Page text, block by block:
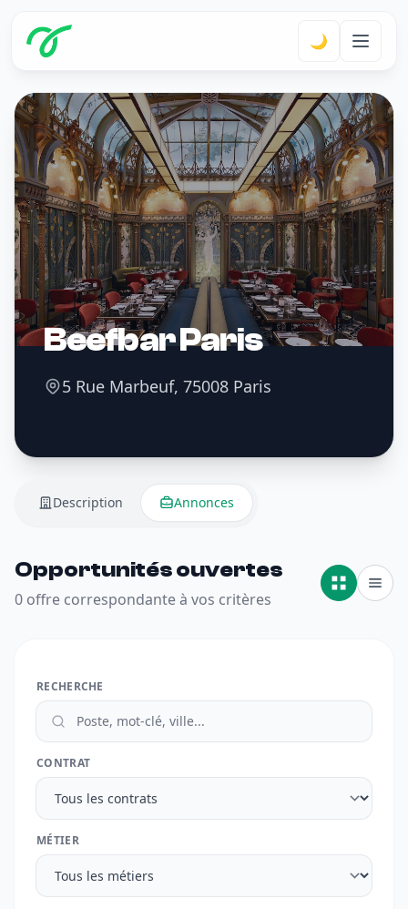
🌙
Beefbar Paris
5 Rue Marbeuf, 75008 Paris
Description Annonces
Opportunités ouvertes
0 offre correspondante à vos critères
RECHERCHE
CONTRAT
MÉTIER